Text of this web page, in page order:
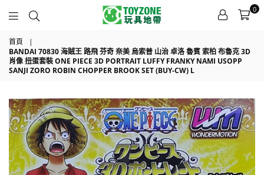
0
首頁
|
BANDAI 70830 海賊王 路飛 芬奇 奈美 烏索普 山治 卓洛 魯賓 索柏 布魯克 3D
肖像 扭蛋套裝 ONE PIECE 3D PORTRAIT LUFFY FRANKY NAMI USOPP
SANJI ZORO ROBIN CHOPPER BROOK SET (BUY-CW) L